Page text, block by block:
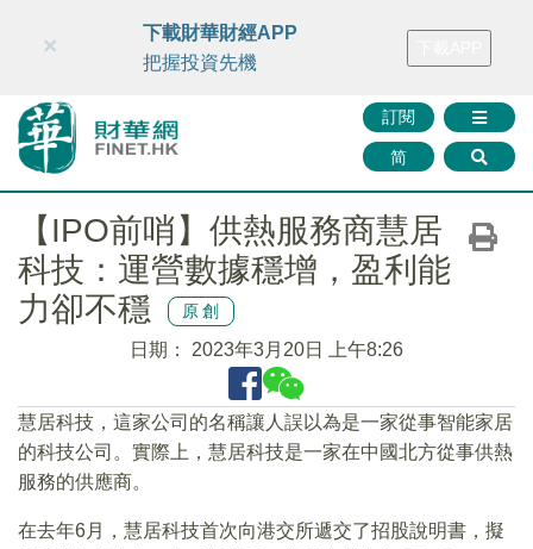
財華智庫網 FINTV FINMETA 財華證券 媒體矩陣
訂閱
简
×
下載財華財經APP
把握投資先機
【IPO前哨】供熱服務商慧居
科技：運營數據穩增，盈利能
力卻不穩
原創
日期： 2023年3月20日 上午8:26
慧居科技，這家公司的名稱讓人誤以為是一家從事智能家居
的科技公司。實際上，慧居科技是一家在中國北方從事供熱
服務的供應商。
在去年6月，慧居科技首次向港交所遞交了招股說明書，擬